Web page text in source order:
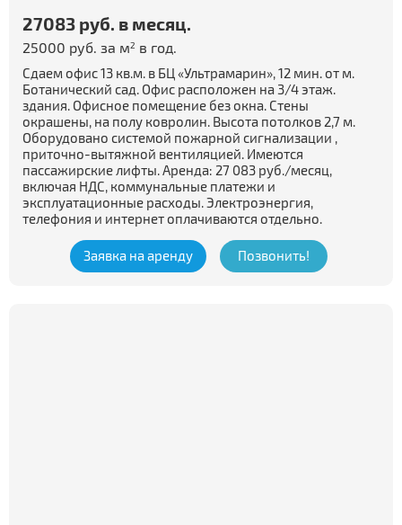
27083 руб. в месяц.
25000 руб. за м2 в год.
Сдаем офис 13 кв.м. в БЦ «Ультрамарин», 12 мин. от м.
Ботанический сад. Офис расположен на 3/4 этаж.
здания. Офисное помещение без окна. Стены
окрашены, на полу ковролин. Высота потолков 2,7 м.
Оборудовано системой пожарной сигнализации ,
приточно-вытяжной вентиляцией. Имеются
пассажирские лифты. Аренда: 27 083 руб./месяц,
включая НДС, коммунальные платежи и
эксплуатационные расходы. Электроэнергия,
телефония и интернет оплачиваются отдельно.
Заявка на аренду Позвонить!